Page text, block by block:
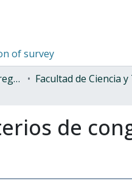
of survey
Trabajos de Grado (Pregrado)
de